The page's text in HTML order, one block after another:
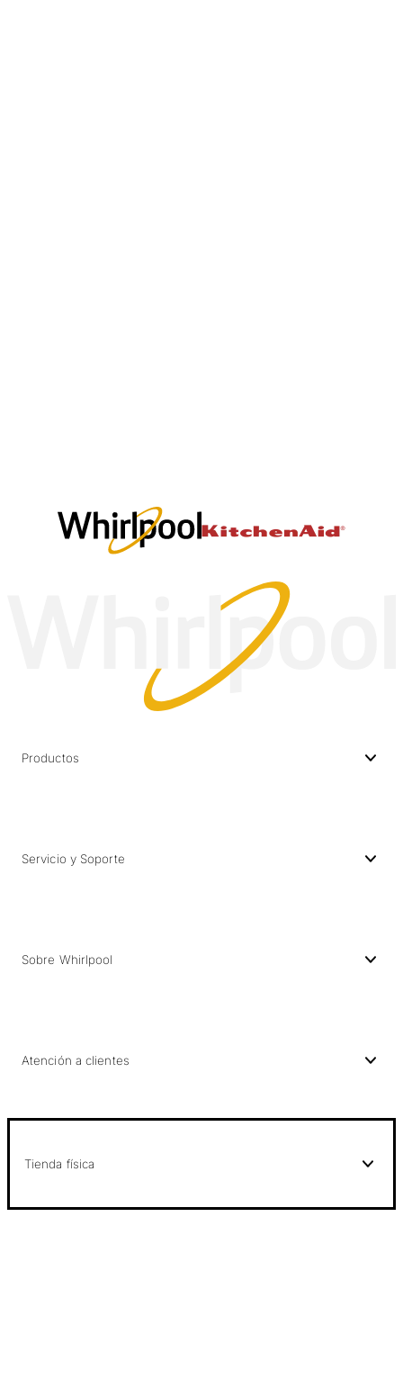
Productos
Servicio y Soporte
Sobre Whirlpool
Atención a clientes
Tienda física